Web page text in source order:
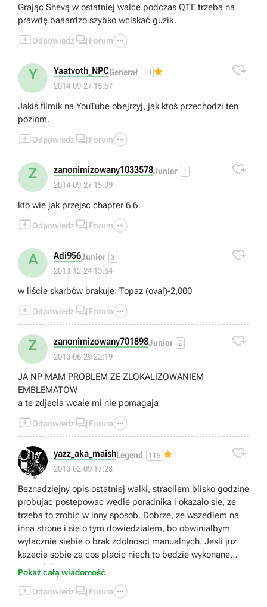
Grając Shevą w ostatniej walce podczas QTE trzeba na
prawdę baaardzo szybko wciskać guzik.
Odpowiedz  Forum 
Y Yaatvoth_NPCGenerał 10
2014-09-27 15:57

Jakiś filmik na YouTube obejrzyj, jak ktoś przechodzi ten
poziom.
Odpowiedz  Forum 
Z zanonimizowany1033578Junior 1
2014-09-27 15:09

kto wie jak przejsc chapter 6.6
Odpowiedz  Forum 
A Adi956Junior 3
2013-12-24 13:54

w liście skarbów brakuje: Topaz (oval)-2,000
Odpowiedz  Forum 
Z zanonimizowany701898Junior 2
2010-06-29 22:19

JA NP MAM PROBLEM ZE ZLOKALIZOWANIEM
EMBLEMATOW
a te zdjecia wcale mi nie pomagaja
Odpowiedz  Forum 
👎
yazz_aka_maishLegend 119
2010-02-09 17:28

Beznadziejny opis ostatniej walki, stracilem blisko godzine
probujac postepowac wedle poradnika i okazalo sie, ze
trzeba to zrobic w inny sposob. Dobrze, ze wszedlem na
inna strone i sie o tym dowiedzialem, bo obwinialbym
wylacznie siebie o brak zdolnosci manualnych. Jesli juz
kazecie sobie za cos placic niech to bedzie wykonane
porzadnie.
Pokaż całą wiadomość
Odpowiedz  Forum 